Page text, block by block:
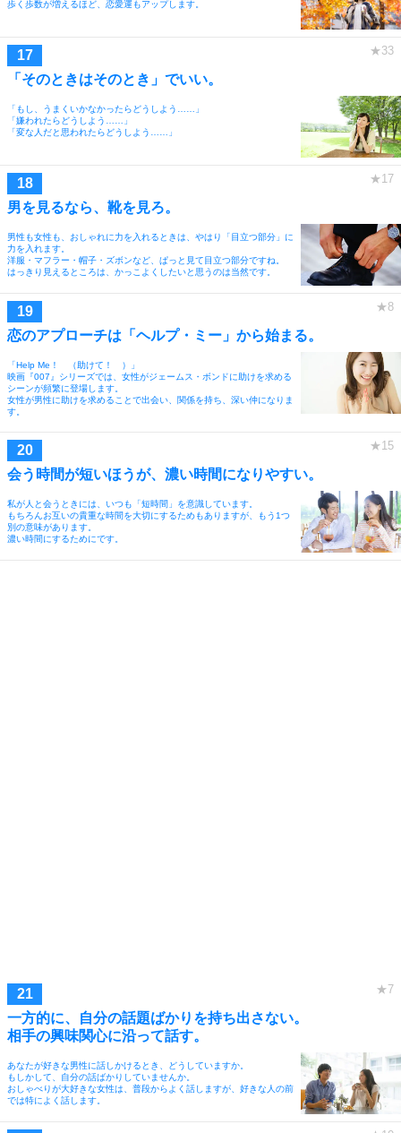
歩く歩数が増えるほど、恋愛運もアップします。
「そのときはそのとき」でいい。
「もし、うまくいかなかったらどうしよう……」
「嫌われたらどうしよう……」
「変な人だと思われたらどうしよう……」
男を見るなら、靴を見ろ。
男性も女性も、おしゃれに力を入れるときは、やはり「目立つ部分」に
力を入れます。
洋服・マフラー・帽子・ズボンなど、ぱっと見て目立つ部分ですね。
はっきり見えるところは、かっこよくしたいと思うのは当然です。
恋のアプローチは「ヘルプ・ミー」から始まる。
「Help Me！ （助けて！ ）」
映画『007』シリーズでは、女性がジェームス・ボンドに助けを求める
シーンが頻繁に登場します。
女性が男性に助けを求めることで出会い、関係を持ち、深い仲になりま
す。
会う時間が短いほうが、濃い時間になりやすい。
私が人と会うときには、いつも「短時間」を意識しています。
もちろんお互いの貴重な時間を大切にするためもありますが、もう1つ
別の意味があります。
濃い時間にするためにです。
一方的に、自分の話題ばかりを持ち出さない。
相手の興味関心に沿って話す。
あなたが好きな男性に話しかけるとき、どうしていますか。
もしかして、自分の話ばかりしていませんか。
おしゃべりが大好きな女性は、普段からよく話しますが、好きな人の前
では特によく話します。